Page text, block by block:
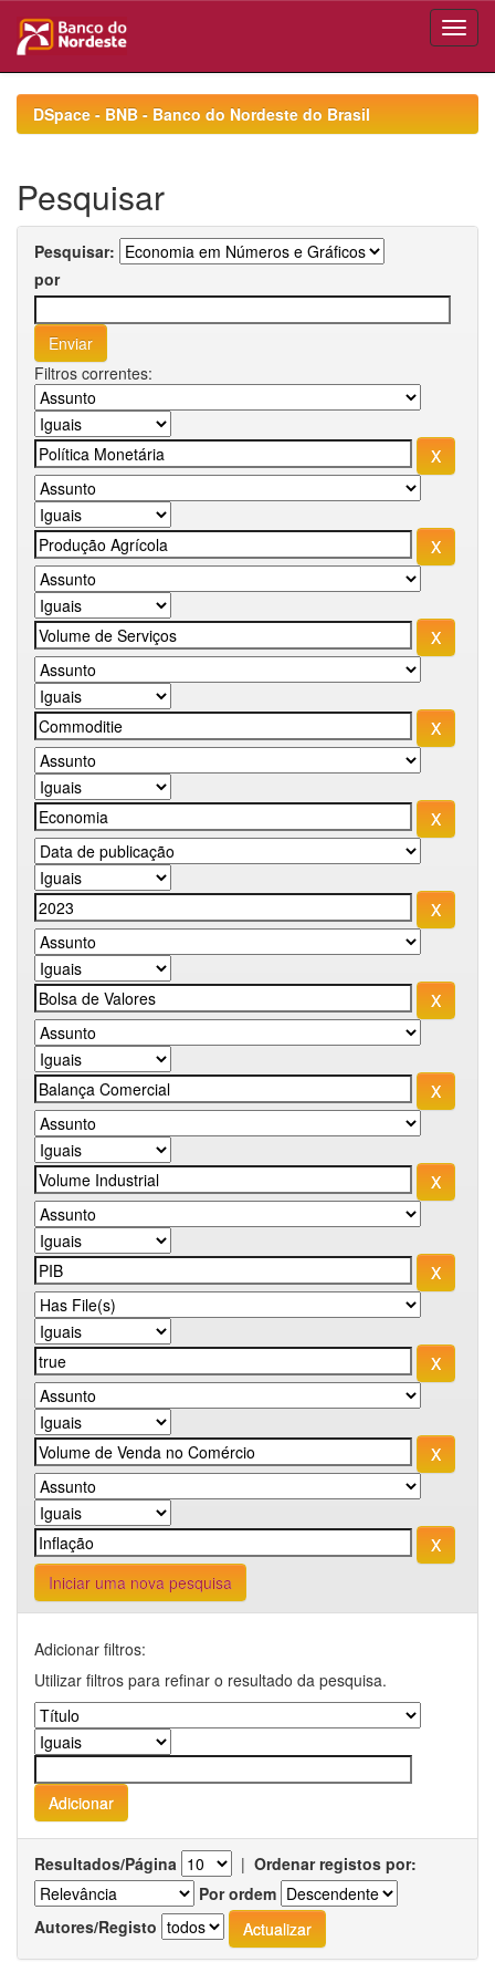
navigationDSpace - BNB - Banco do Nordeste do Brasil
Pesquisar
Pesquisar:
por
Filtros correntes:
Iniciar uma nova pesquisa
Adicionar filtros:
Utilizar filtros para refinar o resultado da pesquisa.
Resultados/Página | Ordenar registos por:
Por ordem
Autores/Registo